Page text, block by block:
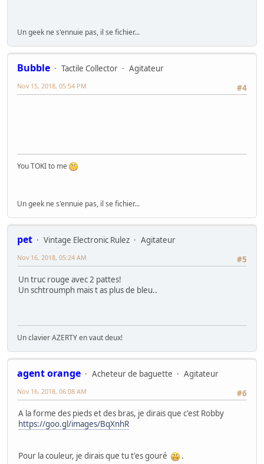
Un geek ne s'ennuie pas, il se fichier...
Bubble Tactile Collector
Agitateur
#4
Nov 15, 2018, 05:54 PM
You TOKI to me
Un geek ne s'ennuie pas, il se fichier...
pet Vintage Electronic Rulez
Agitateur
#5
Nov 16, 2018, 05:24 AM
Un truc rouge avec 2 pattes!
Un schtroumph mais t as plus de bleu..
Un clavier AZERTY en vaut deux!
agent orange Acheteur de baguette
Agitateur
#6
Nov 16, 2018, 06:08 AM
A la forme des pieds et des bras, je dirais que c'est Robby
https://goo.gl/images/BqXnhR
Pour la couleur, je dirais que tu t'es gouré .